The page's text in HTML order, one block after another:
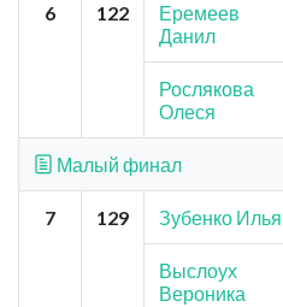
6 122
Еремеев
Данил
Рослякова
Олеся
Малый финал
7 129 Зубенко Илья
Выслоух
Вероника